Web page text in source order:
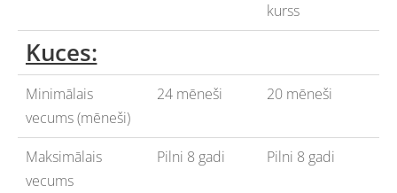
kurss
Kuces:
Minimālais
vecums (mēneši)
24 mēneši 20 mēneši
Maksimālais
vecums
Pilni 8 gadi Pilni 8 gadi